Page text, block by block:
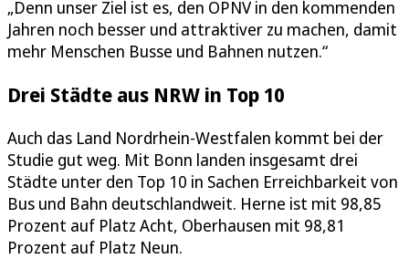
„Denn unser Ziel ist es, den ÖPNV in den kommenden
Jahren noch besser und attraktiver zu machen, damit
mehr Menschen Busse und Bahnen nutzen.“
Drei Städte aus NRW in Top 10
Auch das Land Nordrhein-Westfalen kommt bei der
Studie gut weg. Mit Bonn landen insgesamt drei
Städte unter den Top 10 in Sachen Erreichbarkeit von
Bus und Bahn deutschlandweit. Herne ist mit 98,85
Prozent auf Platz Acht, Oberhausen mit 98,81
Prozent auf Platz Neun.